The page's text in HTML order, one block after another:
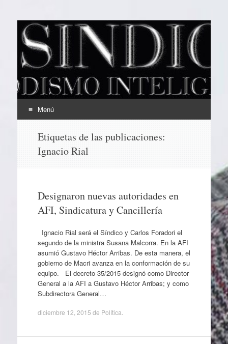
EL SINDICAL
Periodismo Inteligente
Menú
contenido
Etiquetas de las publicaciones:
Ignacio Rial
Designaron nuevas autoridades en
AFI, Sindicatura y Cancillería
Ignacio Rial será el Síndico y Carlos Foradori el
segundo de la ministra Susana Malcorra. En la AFI
asumió Gustavo Héctor Arribas. De esta manera, el
gobierno de Macri avanza en la conformación de su
equipo. El decreto 35/2015 designó como Director
General a la AFI a Gustavo Héctor Arribas; y como
Subdirectora General…
diciembre 12, 2015 de Política